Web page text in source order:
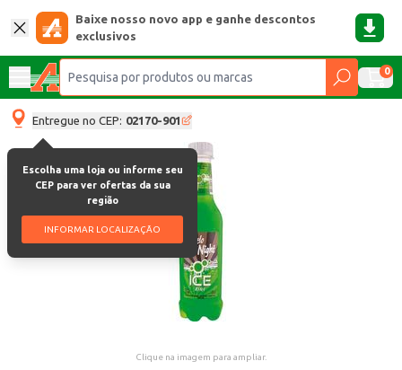
Baixe nosso novo app e ganhe descontos
exclusivos
0
Entregue no CEP: 02170-901
Escolha uma loja ou informe seu
CEP para ver ofertas da sua
região
INFORMAR LOCALIZAÇÃO
Clique na imagem para ampliar.